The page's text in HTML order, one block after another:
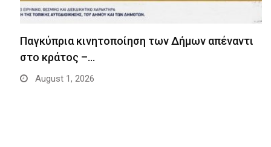
Παγκύπρια κινητοποίηση των Δήμων απέναντι
στο κράτος –…
August 1, 2026